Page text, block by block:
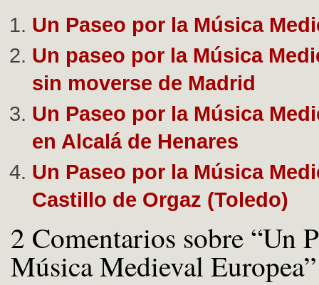
Un Paseo por la Música
Un paseo por la Música
sin moverse de Madrid
Un Paseo por la Música
en Alcalá de Henares
Un Paseo por la Música
Castillo de Orgaz (Toledo)
2 Comentarios sobre “Un
Música Medieval Europea”